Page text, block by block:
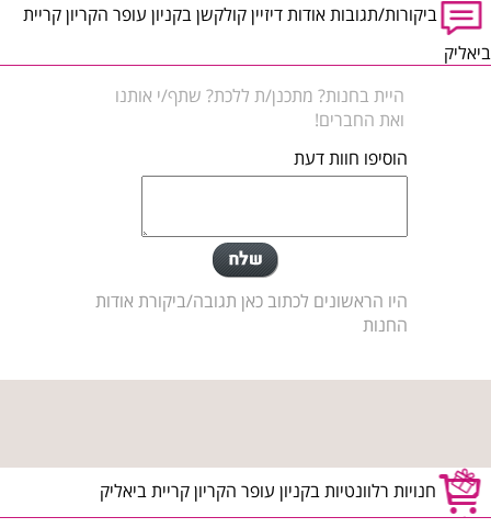
ביקורות/תגובות אודות דיזיין קולקשן בקניון עופר הקריון קריית
ביאליק
היית בחנות? מתכנן/ת ללכת? שתף/י אותנו
ואת החברים!
הוסיפו חוות דעת
היו הראשונים לכתוב כאן תגובה/ביקורת אודות
החנות
חנויות רלוונטיות בקניון עופר הקריון קריית ביאליק